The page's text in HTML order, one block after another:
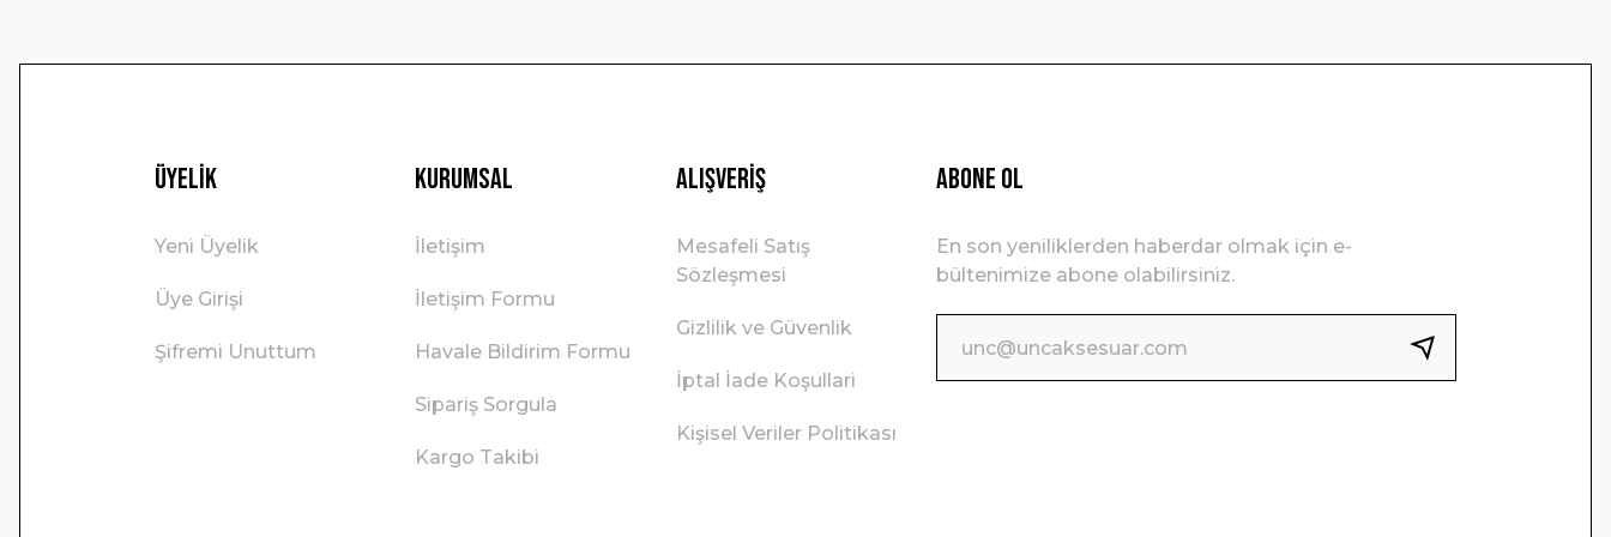
Üyelik
Yeni Üyelik
Üye Girişi
Şifremi Unuttum
Kurumsal
İletişim
İletişim Formu
Havale Bildirim Formu
Sipariş Sorgula
Kargo Takibi
Alışveriş
Mesafeli Satış
Sözleşmesi
Gizlilik ve Güvenlik
İptal İade Koşullari
Kişisel Veriler Politikası
ABONE OL
En son yeniliklerden haberdar olmak için e-
bültenimize abone olabilirsiniz.